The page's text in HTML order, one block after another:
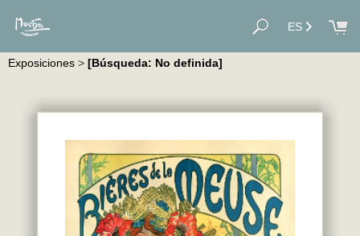
ES
Exposiciones > [Búsqueda: No definida]